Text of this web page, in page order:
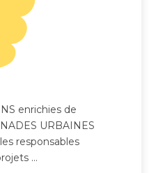
enrichies de
URBAINES
responsables
…